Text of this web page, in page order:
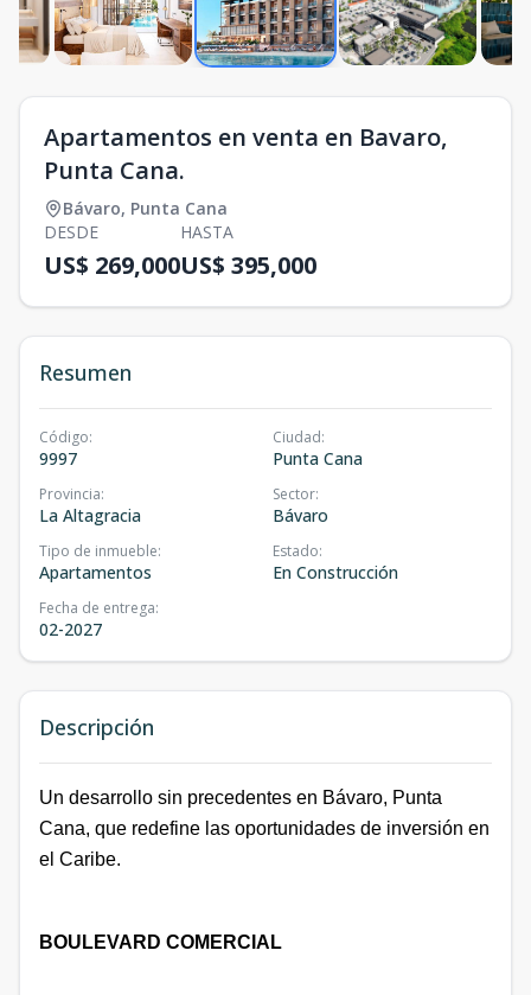
Apartamentos en venta en Bavaro,
Punta Cana.
Bávaro, Punta Cana
DESDE
US$ 269,000
HASTA
US$ 395,000
Resumen
Código:
9997
Ciudad:
Punta Cana
Provincia:
La Altagracia
Sector:
Bávaro
Tipo de inmueble:
Apartamentos
Estado:
En Construcción
Fecha de entrega:
02-2027
Descripción
Un desarrollo sin precedentes en Bávaro, Punta
Cana, que redefine las oportunidades de inversión en
el Caribe.
BOULEVARD COMERCIAL